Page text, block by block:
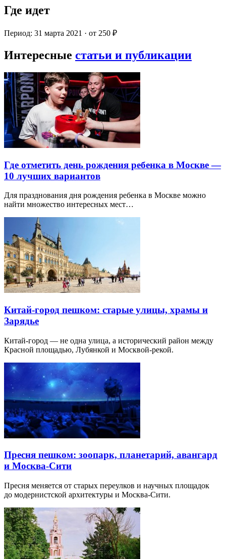
Где идет
Период: 31 марта 2021 · от 250 ₽
Интересные статьи и публикации
Где отметить день рождения ребенка в Москве —
10 лучших вариантов
Для празднования дня рождения ребенка в Москве можно
найти множество интересных мест…
Китай-город пешком: старые улицы, храмы и
Зарядье
Китай-город — не одна улица, а исторический район между
Красной площадью, Лубянкой и Москвой-рекой.
Пресня пешком: зоопарк, планетарий, авангард
и Москва-Сити
Пресня меняется от старых переулков и научных площадок
до модернистской архитектуры и Москва-Сити.